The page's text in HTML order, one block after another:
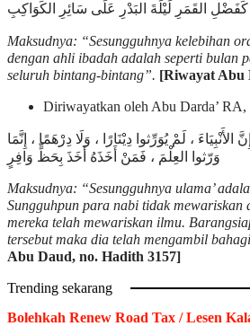
القَمَرِ لَيْلَةَ البَدْرِ عَلَى سَائِرِ الكَوَاكِبِ
Maksudnya: “Sesungguhnya kelebihan
dengan ahli ibadah adalah seperti bulan
seluruh bintang-bintang”. [Riwayat Abu
Diriwayatkan oleh Abu Darda’
الأَنْبِيَاءَ ، لَمْ يُوَرِّثوا دِيْنَارًا ، وَلَا دِرْهَمًا ، إِنَّمَا
وَرّثوا العِلْمَ ، فَمَنْ أَخَذَهُ أَخَذَ بِحَظٍّ وَافِرٍ
Maksudnya: “Sesungguhnya ulama’
Sungguhpun para nabi tidak
mereka telah mewariskan ilmu.
tersebut maka dia telah mengambil
Abu Daud, no. Hadith 3157]
Trending sekarang
Bolehkah Renew Road Tax / Lesen